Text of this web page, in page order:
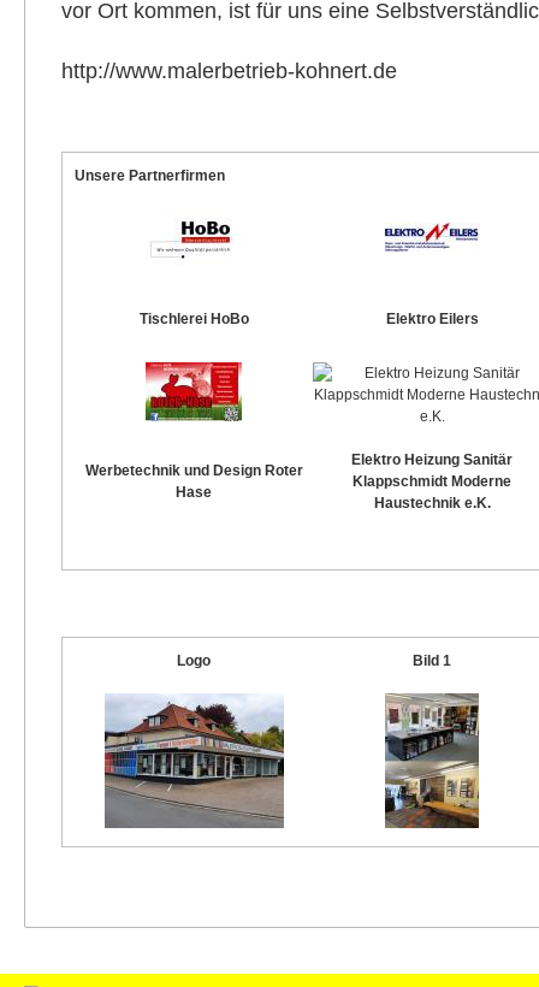
vor Ort kommen, ist für uns eine
http://www.malerbetrieb-kohnert.de
Unsere Partnerfirmen
Tischlerei HoBo Elektro Eilers
Werbetechnik und Design Roter
Hase
Elektro Heizung Sanitär
Klappschmidt Moderne
Haustechnik e.K.
Logo Bild 1